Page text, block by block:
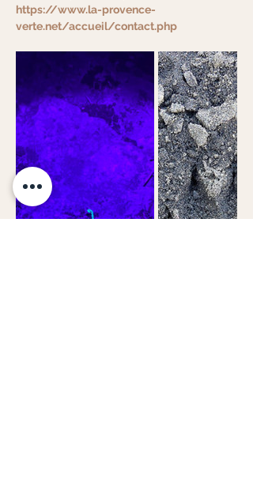
https://www.la-provence-
verte.net/accueil/contact.php